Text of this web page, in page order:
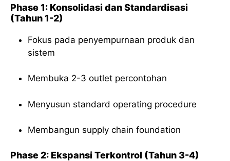
Phase 1: Konsolidasi dan Standardisasi
(Tahun 1-2)
Fokus pada penyempurnaan produk dan
sistem
Membuka 2-3 outlet percontohan
Menyusun standard operating procedure
Membangun supply chain foundation
Phase 2: Ekspansi Terkontrol (Tahun 3-4)